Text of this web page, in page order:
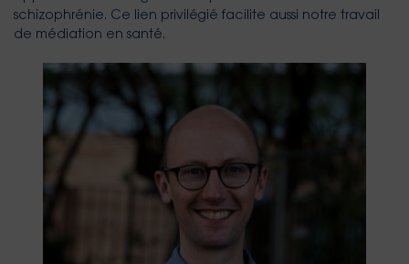
schizophrénie. Ce lien privilégié facilite aussi notre travail
de médiation en santé.